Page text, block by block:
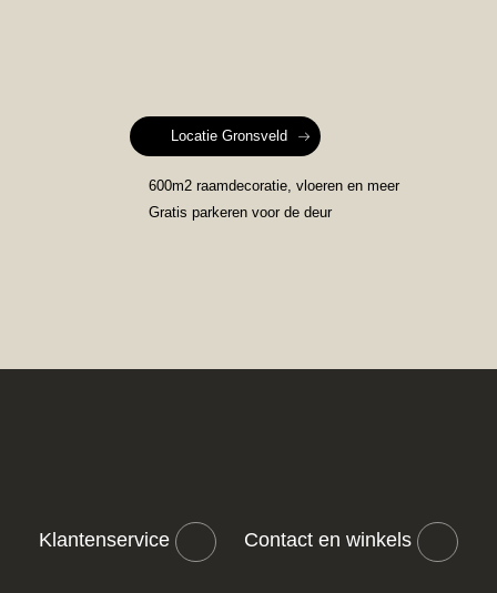
Locatie Gronsveld
600m2 raamdecoratie, vloeren en meer
Gratis parkeren voor de deur
Contact en winkels
Klantenservice